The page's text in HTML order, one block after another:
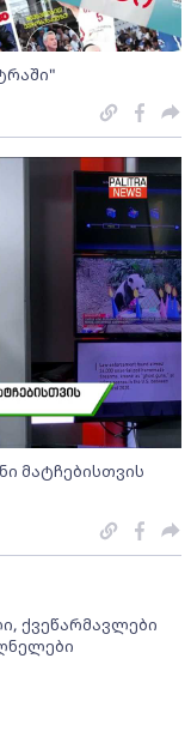
მატჩებისთვის
ქვეწარმავლები